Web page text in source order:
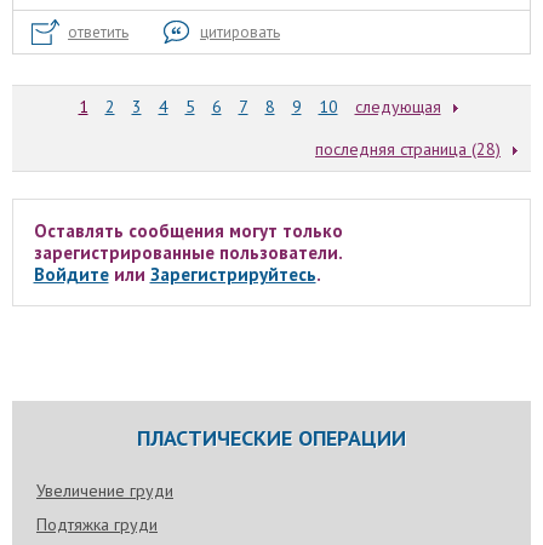
ответить цитировать
1 2 3 4 5 6 7 8 9 10
следующая
последняя страница (28)
Оставлять сообщения могут только
зарегистрированные пользователи.
Войдитеили Зарегистрируйтесь.
ПЛАСТИЧЕСКИЕ ОПЕРАЦИИ
Увеличение груди
Подтяжка груди